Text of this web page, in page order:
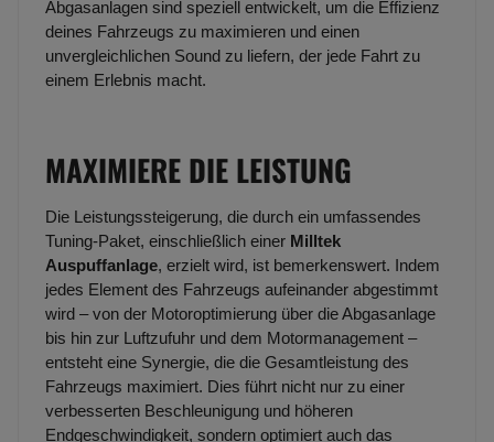
Abgasanlagen sind speziell entwickelt, um die Effizienz
deines Fahrzeugs zu maximieren und einen
unvergleichlichen Sound zu liefern, der jede Fahrt zu
einem Erlebnis macht.
MAXIMIERE DIE LEISTUNG
Die Leistungssteigerung, die durch ein umfassendes
Tuning-Paket, einschließlich einer Milltek
Auspuffanlage, erzielt wird, ist bemerkenswert. Indem
jedes Element des Fahrzeugs aufeinander abgestimmt
wird – von der Motoroptimierung über die Abgasanlage
bis hin zur Luftzufuhr und dem Motormanagement –
entsteht eine Synergie, die die Gesamtleistung des
Fahrzeugs maximiert. Dies führt nicht nur zu einer
verbesserten Beschleunigung und höheren
Endgeschwindigkeit, sondern optimiert auch das